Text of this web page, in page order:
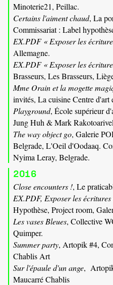
Minoterie21, Peillac.
Certains l'aiment chaud, La
Commissariat : Label
EX.PDF « Exposer les
Allemagne.
EX.PDF « Exposer les
Brasseurs, Les Brasseurs,
Mme Orain et la mogette
invités, La cuisine Centre d'art
Playground, École supérieur
Jung Huh & Mark
The way object go, Galerie
Belgrade, L'Oeil d'Oodaaq.
Nyima Leray, Belgrade.
2016
Close encounters !, Le
EX.PDF, Exposer les écritures
Hypothèse, Project room,
Les vases Bleues, Collective
Quimper.
Summer party, Artopik #4,
Chablis Art
Sur l'épaule d'un ange,
Maucarré Chablis